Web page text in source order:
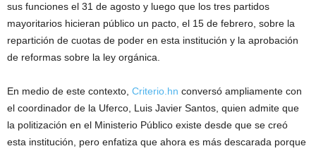
sus funciones el 31 de agosto y luego que los tres partidos
mayoritarios hicieran público un pacto, el 15 de febrero, sobre la
repartición de cuotas de poder en esta institución y la aprobación
de reformas sobre la ley orgánica.
En medio de este contexto, Criterio.hn conversó ampliamente con
el coordinador de la Uferco, Luis Javier Santos, quien admite que
la politización en el Ministerio Público existe desde que se creó
esta institución, pero enfatiza que ahora es más descarada porque